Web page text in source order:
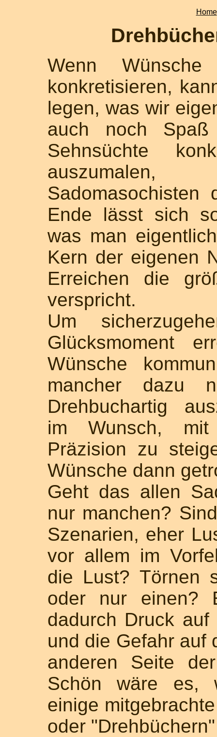
Home
Wenn
konkretisieren,
legen, was wir
auch noch
Sehnsüchte
Ende lässt sich
was man
Kern der eigenen
Erreichen die
verspricht.
Um
Glücksmoment
Wünsche
mancher dazu
Drehbuchartig
im Wunsch,
Präzision zu
Wünsche dann
Geht das allen
nur manchen?
Szenarien, eher
vor allem im
die Lust? Törnen
oder nur einen?
dadurch Druck
und die Gefahr auf
anderen Seite
Schön wäre es,
einige
oder